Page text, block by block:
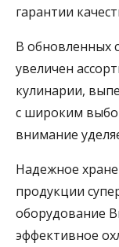
гарантии
В обновленных
увеличен
кулинарии,
с широким
внимание
Надежное
продукции
оборудование
эффективное